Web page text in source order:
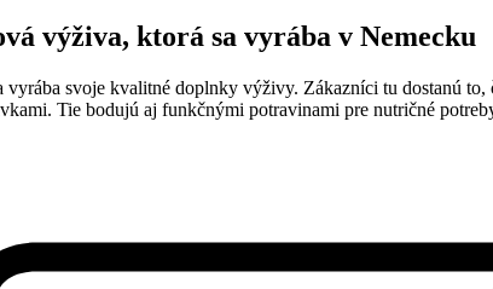
výživa, ktorá sa vyrába v Nemecku
vyrába svoje kvalitné doplnky výživy. Zákazníci tu dostanú
Tie bodujú aj funkčnými potravinami pre nutričné